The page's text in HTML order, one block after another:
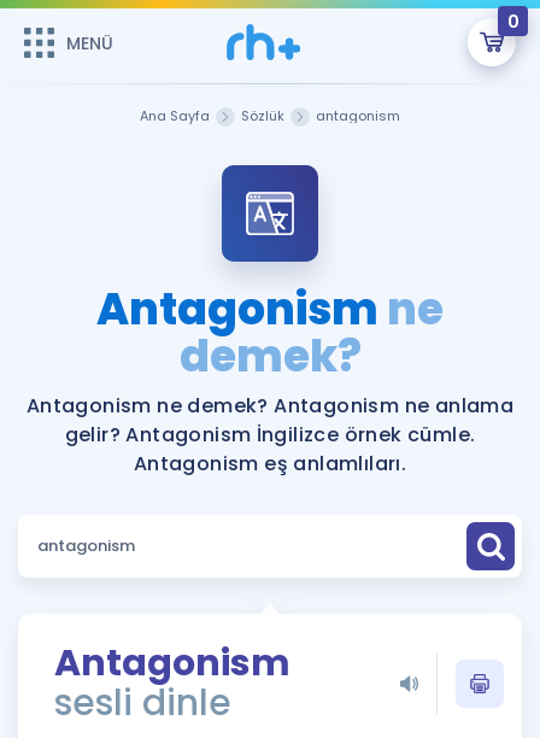
MENÜ
0
Şifremi Hatırlamıyorum
Sepetin Şu An Boş.
Remzi Hoca ile seni sınava hazırlayacak onlarca eğitim seni
bekliyor!
MENÜ
Katılımcı Görüşleri
Faydalı Araçlar
Ücretsiz Kaynaklar
Puan Hesaplama
ÖSYM Sınav Takvimi
Kampanyalar
İngilizce Gramer
Ana Sayfa Sözlük antagonism
Antagonism ne
demek?
Antagonism ne demek? Antagonism ne anlama
gelir? Antagonism İngilizce örnek cümle.
Antagonism eş anlamlıları.
Antagonism
sesli dinle